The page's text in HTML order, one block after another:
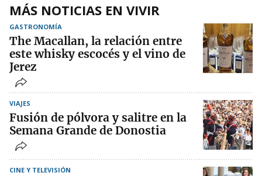
MÁS NOTICIAS EN VIVIR
GASTRONOMÍA
The Macallan, la relación entre
este whisky escocés y el vino de
Jerez
VIAJES
Fusión de pólvora y salitre en la
Semana Grande de Donostia
CINE Y TELEVISIÓN